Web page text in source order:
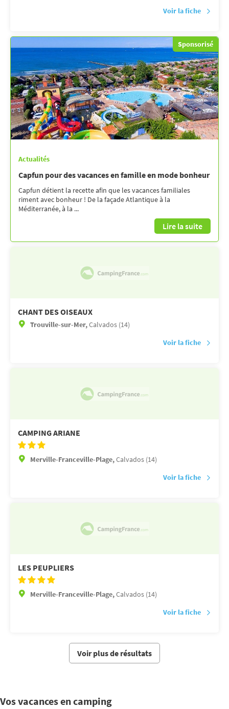
Voir la fiche
Sponsorisé
Actualités
Capfun pour des vacances en famille en mode bonheur
Capfun détient la recette afin que les vacances familiales
riment avec bonheur ! De la façade Atlantique à la
Méditerranée, à la ...
Lire la suite
CHANT DES OISEAUX
Trouville-sur-Mer,Calvados (14)
Voir la fiche
CAMPING ARIANE
Merville-Franceville-Plage,Calvados (14)
Voir la fiche
LES PEUPLIERS
Merville-Franceville-Plage,Calvados (14)
Voir la fiche
Voir plus de résultats
Vos vacances en camping